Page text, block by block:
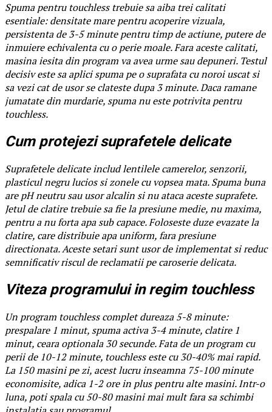
Spuma pentru touchless trebuie sa aiba trei calitati
esentiale: densitate mare pentru acoperire vizuala,
persistenta de 3-5 minute pentru timp de actiune, putere de
inmuiere echivalenta cu o perie moale. Fara aceste calitati,
masina iesita din program va avea urme sau depuneri. Testul
decisiv este sa aplici spuma pe o suprafata cu noroi uscat si
sa vezi cat de usor se clateste dupa 3 minute. Daca ramane
jumatate din murdarie, spuma nu este potrivita pentru
touchless.
Cum protejezi suprafetele delicate
Suprafetele delicate includ lentilele camerelor, senzorii,
plasticul negru lucios si zonele cu vopsea mata. Spuma buna
are pH neutru sau usor alcalin si nu ataca aceste suprafete.
Jetul de clatire trebuie sa fie la presiune medie, nu maxima,
pentru a nu forta apa sub capace. Foloseste duze evazate la
clatire, care distribuie apa uniform, fara presiune
directionata. Aceste setari sunt usor de implementat si reduc
semnificativ riscul de reclamatii pe caroserie delicata.
Viteza programului in regim touchless
Un program touchless complet dureaza 5-8 minute:
prespalare 1 minut, spuma activa 3-4 minute, clatire 1
minut, ceara optionala 30 secunde. Fata de un program cu
perii de 10-12 minute, touchless este cu 30-40% mai rapid.
La 150 masini pe zi, acest lucru inseamna 75-100 minute
economisite, adica 1-2 ore in plus pentru alte masini. Intr-o
luna, poti spala cu 50-80 masini mai mult fara sa schimbi